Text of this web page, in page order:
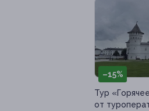
–15%
Тур
от